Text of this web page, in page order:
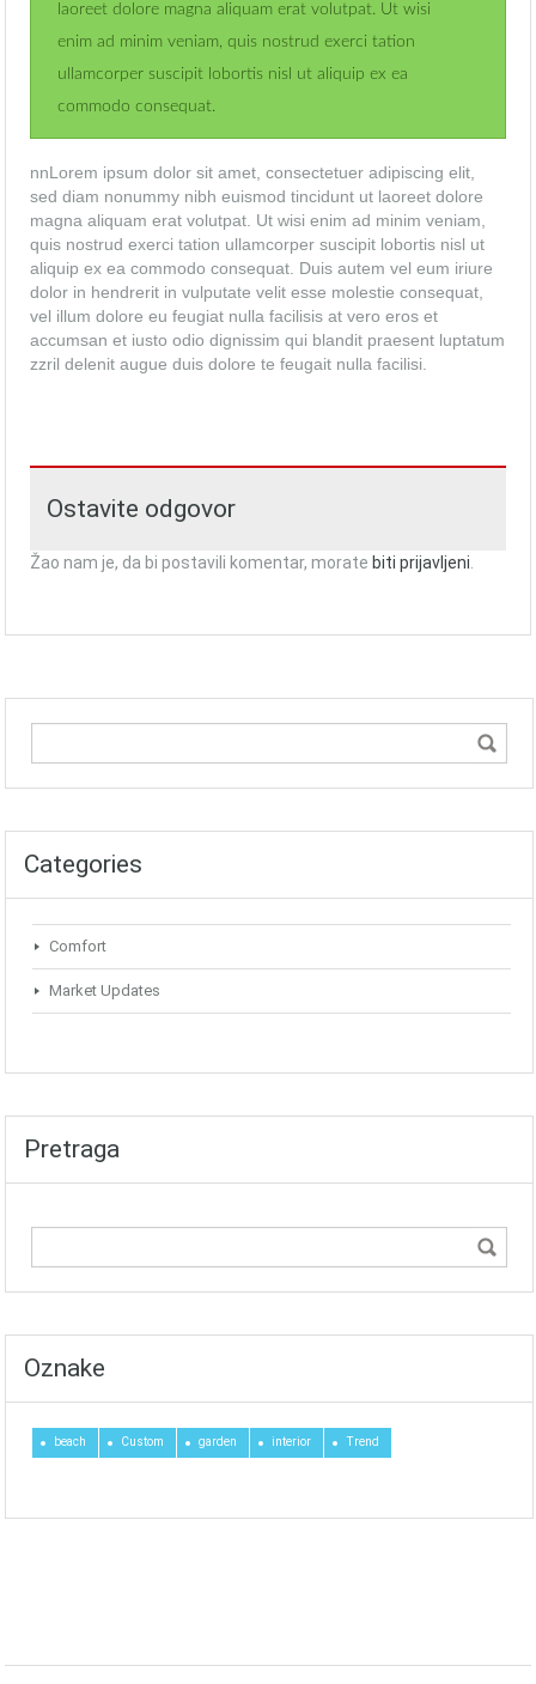
laoreet dolore magna aliquam erat volutpat. Ut wisi
enim ad minim veniam, quis nostrud exerci tation
ullamcorper suscipit lobortis nisl ut aliquip ex ea
commodo consequat.
nnLorem ipsum dolor sit amet, consectetuer adipiscing elit,
sed diam nonummy nibh euismod tincidunt ut laoreet dolore
magna aliquam erat volutpat. Ut wisi enim ad minim veniam,
quis nostrud exerci tation ullamcorper suscipit lobortis nisl ut
aliquip ex ea commodo consequat. Duis autem vel eum iriure
dolor in hendrerit in vulputate velit esse molestie consequat,
vel illum dolore eu feugiat nulla facilisis at vero eros et
accumsan et iusto odio dignissim qui blandit praesent luptatum
zzril delenit augue duis dolore te feugait nulla facilisi.
Ostavite odgovor
Žao nam je, da bi postavili komentar, morate biti prijavljeni
Categories
Comfort
Market Updates
Pretraga
Oznake
beach Custom garden interior Trend